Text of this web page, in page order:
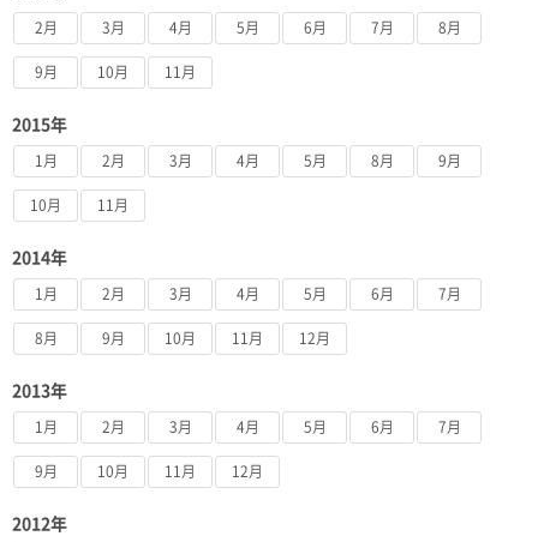
2月 3月 4月 5月 6月 7月 8月
9月 10月 11月
2015年
1月 2月 3月 4月 5月 8月 9月
10月 11月
2014年
1月 2月 3月 4月 5月 6月 7月
8月 9月 10月 11月 12月
2013年
1月 2月 3月 4月 5月 6月 7月
9月 10月 11月 12月
2012年